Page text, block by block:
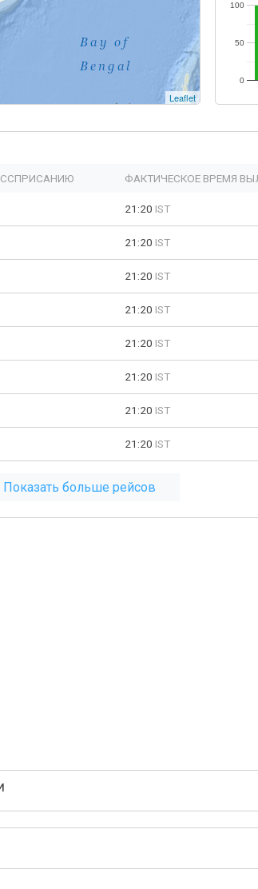
Leaflet
0
50
100
ФАКТИЧЕСКОЕ ВРЕМЯ
21:20 IST
21:20 IST
21:20 IST
21:20 IST
21:20 IST
21:20 IST
21:20 IST
21:20 IST
Показать больше рейсов